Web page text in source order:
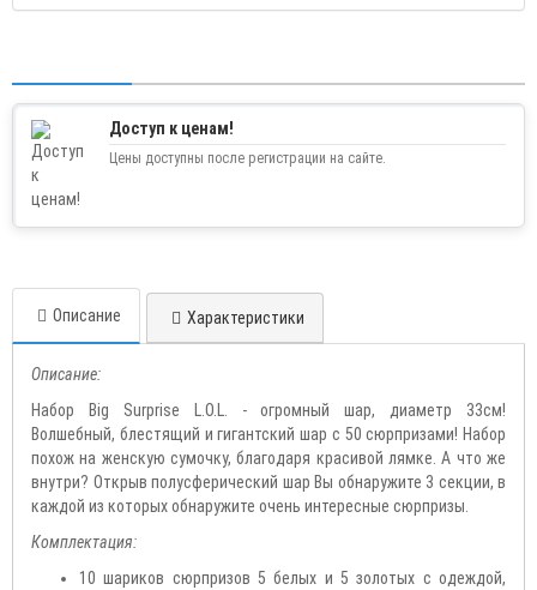
Доступ к ценам!
Цены доступны после регистрации на сайте.
Описание Характеристики
Описание:
Набор Big Surprise L.O.L. - огромный шар, диаметр 33см!
Волшебный, блестящий и гигантский шар с 50 сюрпризами! Набор
похож на женскую сумочку, благодаря красивой лямке. А что же
внутри? Открыв полусферический шар Вы обнаружите 3 секции, в
каждой из которых обнаружите очень интересные сюрпризы.
Комплектация:
10 шариков сюрпризов 5 белых и 5 золотых с одеждой,